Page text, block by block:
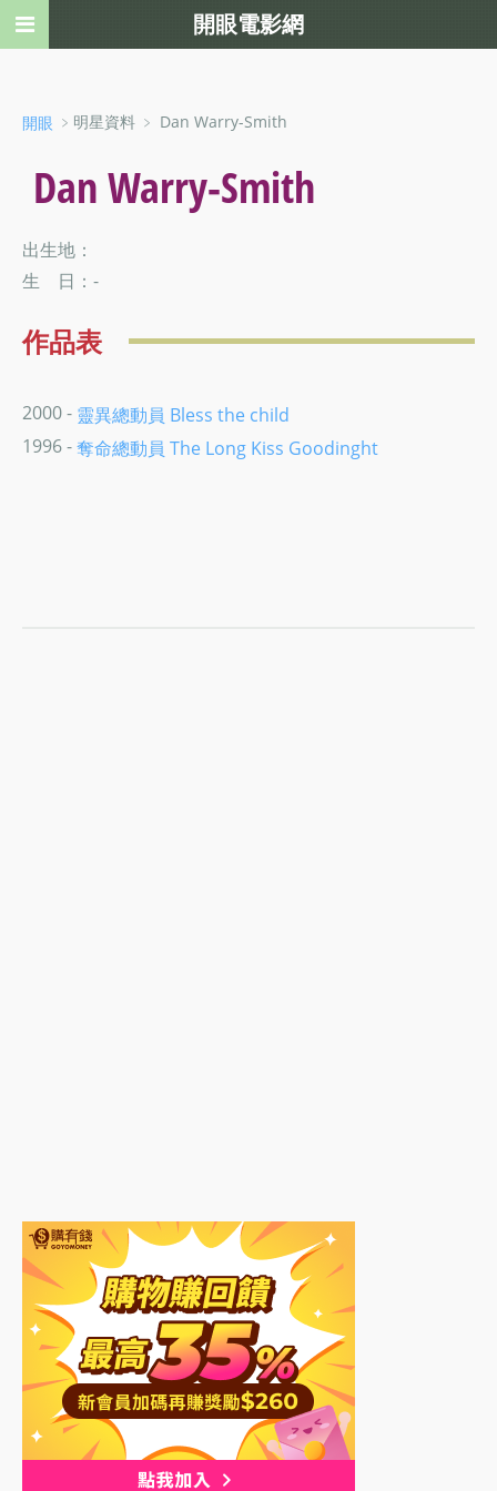
開眼 ﹥明星資料 ﹥ Dan Warry-Smith
Dan Warry-Smith
出生地：
生 日：-
作品表
2000 - 靈異總動員 Bless the child
1996 -奪命總動員 The Long Kiss Goodinght
開眼電影網